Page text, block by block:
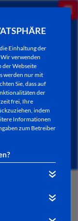
Einhaltung der
verwenden
der Webseite
werden nur mit
Sie, dass auf
der
frei, Ihre
indem
Informationen
zum Betreiber